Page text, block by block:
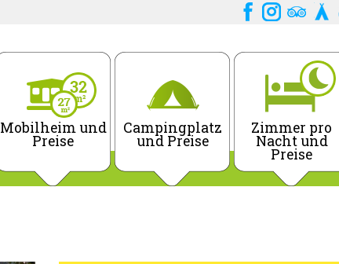
Mobilheim und
Preise
Campingplatz
und Preise
Zimmer pro
Nacht und
Preise